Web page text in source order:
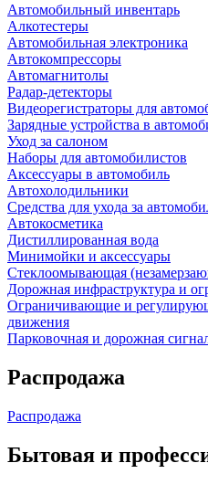
Автомобильный инвентарь
Алкотестеры
Автомобильная электроника
Автокомпрессоры
Автомагнитолы
Радар-детекторы
Видеорегистраторы для
Зарядные устройства в
Уход за салоном
Наборы для автомобилистов
Аксессуары в автомобиль
Автохолодильники
Средства для ухода за
Автокосметика
Дистиллированная вода
Минимойки и аксессуары
Стеклоомывающая
Дорожная инфраструктура и
Ограничивающие и
движения
Парковочная и дорожная
Распродажа
Распродажа
Бытовая и